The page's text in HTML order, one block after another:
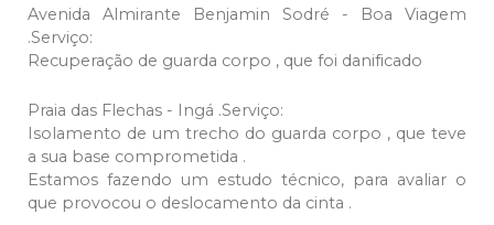
Avenida Almirante Benjamin Sodré - Boa Viagem
.Serviço:
Recuperação de guarda corpo , que foi danificado
Praia das Flechas - Ingá .Serviço:
Isolamento de um trecho do guarda corpo , que teve
a sua base comprometida .
Estamos fazendo um estudo técnico, para avaliar o
que provocou o deslocamento da cinta .